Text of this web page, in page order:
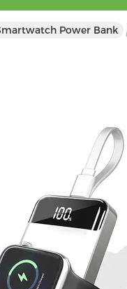
Power Bank